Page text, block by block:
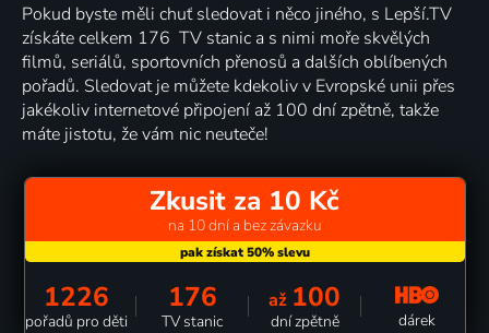
Pokud byste měli chuť sledovat i něco jiného, s Lepší.TV
získáte celkem 176 TV stanic a s nimi moře skvělých
filmů, seriálů, sportovních přenosů a dalších oblíbených
pořadů. Sledovat je můžete kdekoliv v Evropské unii přes
jakékoliv internetové připojení až 100 dní zpětně, takže
máte jistotu, že vám nic neuteče!
Zkusit za 10 Kč
na 10 dní a bez závazku
1226
pořadů pro děti
176
TV stanic
až 100
dní zpětně dárek